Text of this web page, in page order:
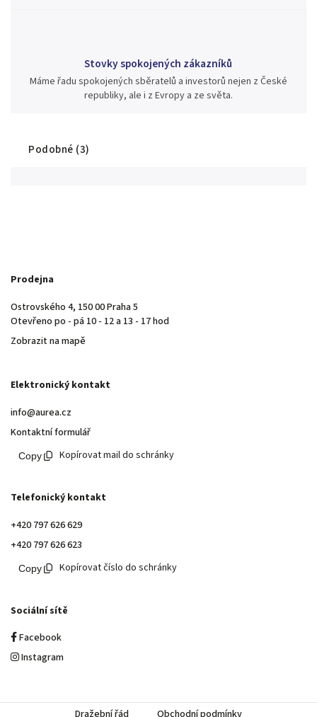
Stovky spokojených zákazníků
Máme řadu spokojených sběratelů a investorů nejen z České
republiky, ale i z Evropy a ze světa.
Podobné (3)
Prodejna
Ostrovského 4, 150 00 Praha 5
Otevřeno po - pá 10 - 12 a 13 - 17 hod
Zobrazit na mapě
Elektronický kontakt
info@aurea.cz
Kontaktní formulář
Kopírovat mail do schránky
Telefonický kontakt
+420 797 626 629
+420 797 626 623
Kopírovat číslo do schránky
Sociální sítě
Facebook
Instagram